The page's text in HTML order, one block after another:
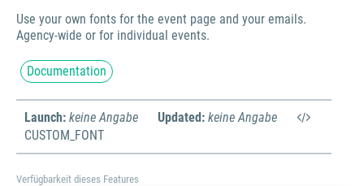
Use your own fonts for the event page and your emails.
Agency-wide or for individual events.
Documentation
Launch: keine Angabe Updated: keine Angabe
CUSTOM_FONT
Verfügbarkeit dieses Features